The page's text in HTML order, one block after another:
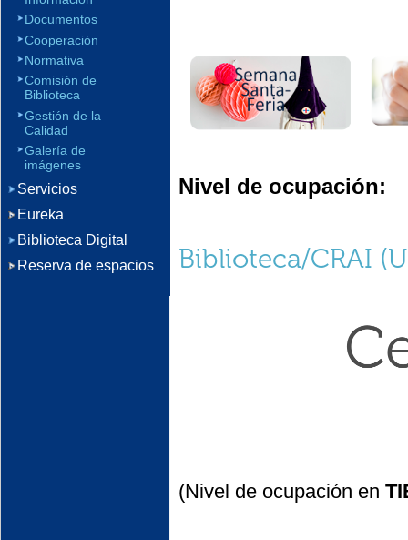
Nivel de ocupación:
Biblioteca/CRAI
(Nivel de ocupación en
Documentos
Cooperación
Normativa
Comisión de
Biblioteca
Gestión de la
Calidad
Galería de
imágenes
Servicios
Eureka
Biblioteca Digital
Reserva de espacios